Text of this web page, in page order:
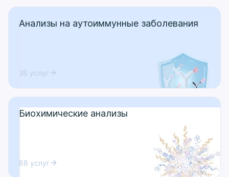
Анализы на аутоиммунные заболевания
38 услуг
Биохимические анализы
88 услуг